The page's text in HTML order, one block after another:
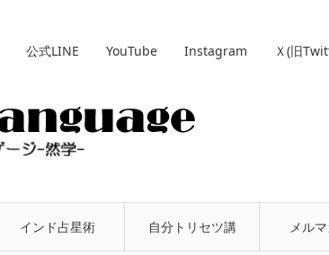
インド占星術 自分トリセツ講 メル
公式LINE YouTube Instagram Ｘ(旧